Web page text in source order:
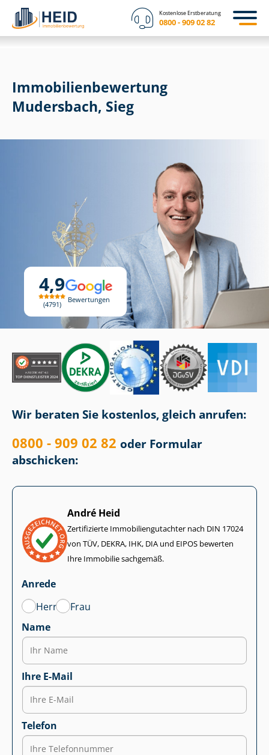
Kostenlose Erstberatung
0800 - 909 02 82
4,9
4791
Bewertungen
Immobilien­bewertung
Mudersbach, Sieg
Wir beraten Sie kostenlos, gleich anrufen:
0800 - 909 02 82 oder Formular
abschicken:
André Heid
Zertifizierte Im­mo­bi­li­en­gut­ach­ter nach DIN 17024
von TÜV, DEKRA, IHK, DIA und EIPOS bewerten
Ihre Immobilie sachgemäß.
Anrede
Herr
Frau
Name
Ihre E-Mail
Telefon